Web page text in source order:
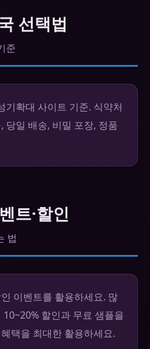
선택법
준
기확대 사이트 기준. 식약처
당일 배송, 비밀 포장, 정품
트·할인
법
이벤트를 활용하세요. 많
할인과 무료 샘플을
택을 최대한 활용하세요.